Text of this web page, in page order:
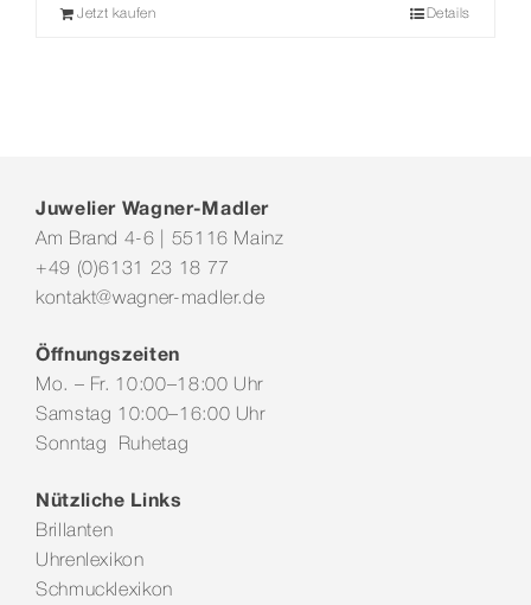
Jetzt kaufen Details
Juwelier Wagner-Madler
Am Brand 4-6 | 55116 Mainz
+49 (0)6131 23 18 77
kontakt@wagner-madler.de
Öffnungszeiten
Mo. – Fr. 10:00–18:00 Uhr
Samstag 10:00–16:00 Uhr
Sonntag Ruhetag
Nützliche Links
Brillanten
Uhrenlexikon
Schmucklexikon